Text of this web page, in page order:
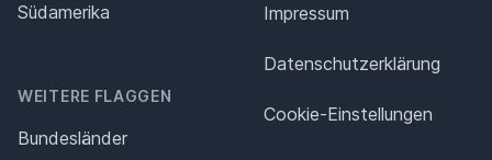
Südamerika
WEITERE FLAGGEN
Bundesländer
Impressum
Datenschutz­erklärung
Cookie-Einstellungen